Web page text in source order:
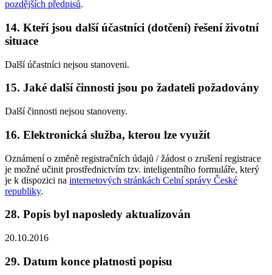
pozdějších předpisů.
14. Kteří jsou další účastníci (dotčení) řešení životní
situace
Další účastníci nejsou stanoveni.
15. Jaké další činnosti jsou po žadateli požadovány
Další činnosti nejsou stanoveny.
16. Elektronická služba, kterou lze využít
Oznámení o změně registračních údajů / žádost o zrušení registrace
je možné učinit prostřednictvím tzv. inteligentního formuláře, který
je k dispozici na internetových stránkách Celní správy České
republiky.
28. Popis byl naposledy aktualizován
20.10.2016
29. Datum konce platnosti popisu